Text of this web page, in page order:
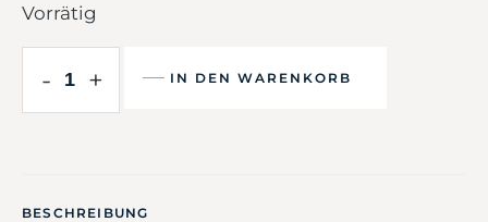
Vorrätig
- + IN DEN WARENKORB
BESCHREIBUNG